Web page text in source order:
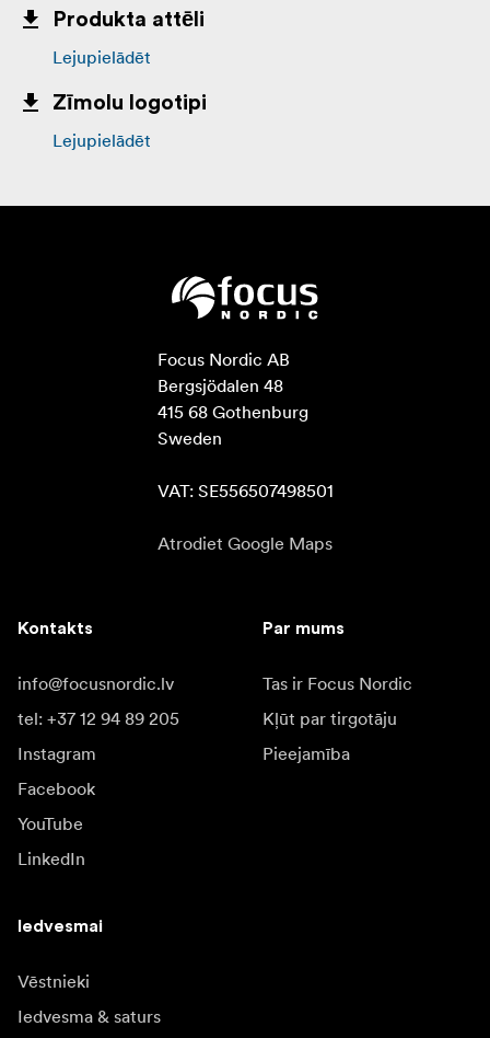
Produkta attēli
Lejupielādēt
Zīmolu logotipi
Lejupielādēt
Focus Nordic AB
Bergsjödalen 48
415 68 Gothenburg
Sweden
VAT: SE556507498501
Atrodiet Google Maps
Kontakts
info@focusnordic.lv
tel: +37 12 94 89 205
Instagram
Facebook
YouTube
LinkedIn
Par mums
Tas ir Focus Nordic
Kļūt par tirgotāju
Pieejamība
Iedvesmai
Vēstnieki
Iedvesma & saturs